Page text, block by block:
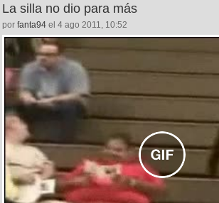
La silla no dio para más
por fanta94 el 4 ago 2011, 10:52